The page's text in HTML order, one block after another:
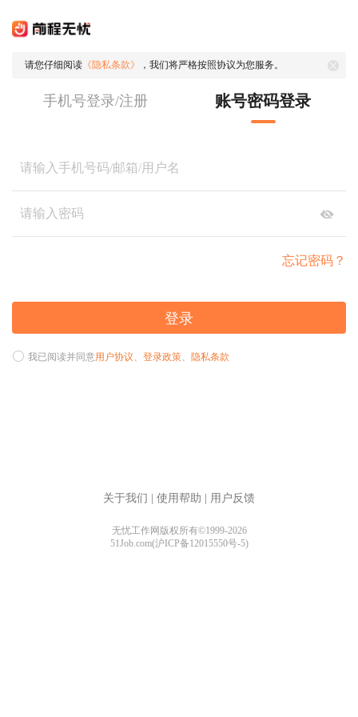
请您仔细阅读 《隐私条款》 ，我们将严格按照协议为您服务。
手机号登录/注册 账号密码登录
忘记密码？
登录
我已阅读并同意用户协议、 登录政策、 隐私条款
关于我们 使用帮助 用户反馈
无忧工作网版权所有©1999-2026
51Job.com(沪ICP备12015550号-5)